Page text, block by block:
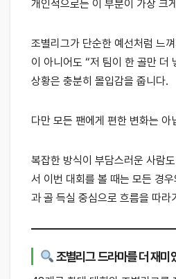
개인적으로는 이 부분이 가장 크
조별리그가 단순한 예선처럼 느
이 아니어도 “저 팀이 한 골만 더
상황은 충분히 몰입감을 줍니다.
다만 모든 팬에게 편한 변화는 아
복잡한 방식이 부담스러운 사람
서 이번 대회를 볼 때는 모든 경
과 골 득실 중심으로 흐름을 따라
조별리그 드라마를 더 재미